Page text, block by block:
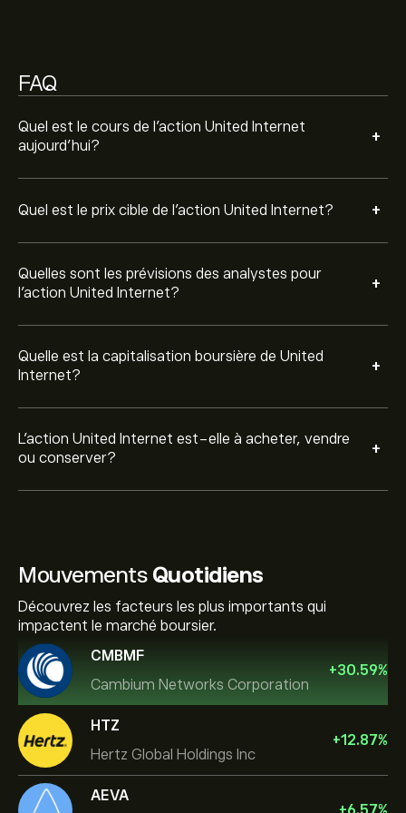
FAQ
Quel est le cours de l'action United Internet
aujourd'hui?
+
Quel est le prix cible de l'action United Internet? +
Quelles sont les prévisions des analystes pour
l'action United Internet?
+
Quelle est la capitalisation boursière de United
Internet?
+
L’action United Internet est-elle à acheter, vendre
ou conserver?
+
concernant UTDI.DE au cours des 3 derniers mois, le
Mouvements Quotidiens
Découvrez les facteurs les plus importants qui
impactent le marché boursier.
CMBMF
Cambium Networks Corporation
+30.59%
HTZ
Hertz Global Holdings Inc
+12.87%
AEVA